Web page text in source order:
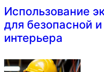
Использование
для безопасной
интерьера